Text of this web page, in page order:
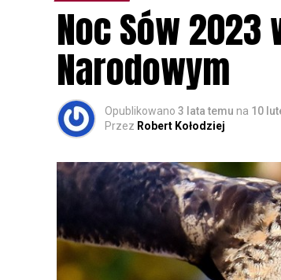
Noc Sów
Narodowym
Opublikowano 3 lata temu na 10
Przez Robert Kołodziej